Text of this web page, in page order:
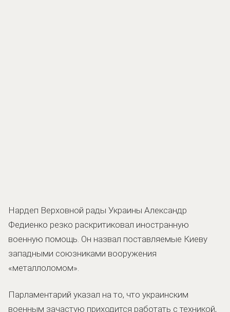
Нардеп Верховной рады Украины Александр
Федиенко резко раскритиковал иностранную
военную помощь. Он назвал поставляемые Киеву
западными союзниками вооружения
«металлоломом».
Парламентарий указал на то, что украинским
военным зачастую приходится работать с техникой,